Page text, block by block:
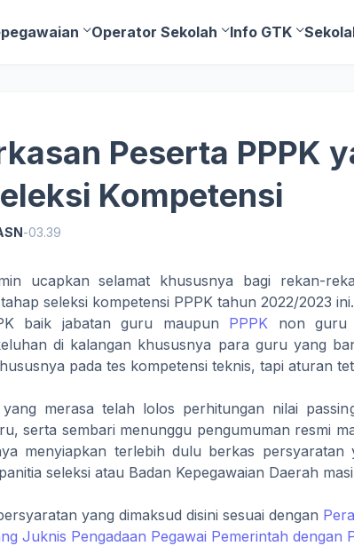
Operator Sekolah Info GTK
Peserta PPPK
Kompetensi
-03.39
ucapkan selamat khususnya bagi rekan-
seleksi kompetensi PPPK tahun 2022/2023
baik jabatan guru maupun PPPK non guru
di kalangan khususnya para guru yang
pada tes kompetensi teknis, tapi aturan
merasa telah lolos perhitungan nilai
serta sembari menunggu pengumuman resmi
menyiapkan terlebih dulu berkas persyaratan
seleksi atau Badan Kepegawaian Daerah
yang dimaksud disini sesuai dengan
Juknis Pengadaan Pegawai Pemerintah dengan